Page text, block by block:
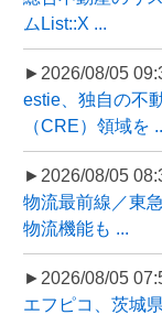
ムList::X ...
►2026/08/05
estie、独自の不
（CRE）領域を
►2026/08/05
物流最前線／東
物流機能も ...
►2026/08/05
エフピコ、茨城